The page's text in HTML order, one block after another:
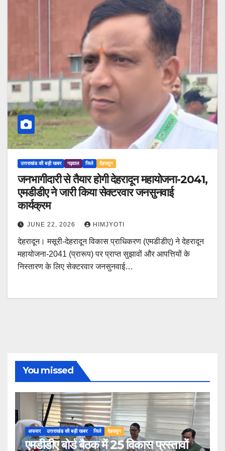
उत्तराखंड की बड़ी खबर गढ़वाल जिले देहरादून
जनभागीदारी से तैयार होगी देहरादून महायोजना-2041,
एमडीडीए ने जारी किया सेक्टरवार जनसुनवाई
कार्यक्रम
JUNE 22, 2026 HIMJYOTI
देहरादून। मसूरी-देहरादून विकास प्राधिकरण (एमडीडीए) ने देहरादून
महायोजना-2041 (प्रारूप) पर प्राप्त सुझावों और आपत्तियों के
निस्तारण के लिए सेक्टरवार जनसुनवाई…
You missed
अफसर उत्तराखंड की बड़ी खबर जिले देहरादून
एमडीडीए बोर्ड बैठक में 25 विकास प्रस्तावों